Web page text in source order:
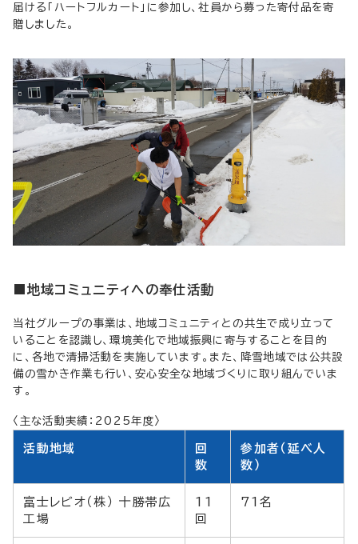
届ける「ハートフルカート」に参加し、社員から募った寄付品を寄
贈しました。
■地域コミュニティへの奉仕活動
当社グループの事業は、地域コミュニティとの共生で成り立って
いることを認識し、環境美化で地域振興に寄与することを目的
に、各地で清掃活動を実施しています。また、降雪地域では公共設
備の雪かき作業も行い、安心安全な地域づくりに取り組んでいま
す。
〈主な活動実績：2025年度〉
活動地域
回
数
参加者（延べ人
数）
富士レビオ（株） 十勝帯広
工場
11
回
71名